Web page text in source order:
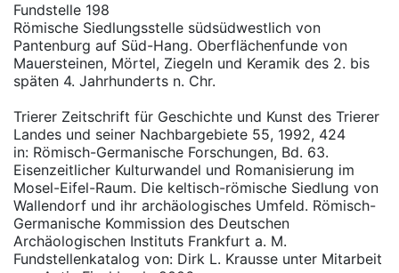
Fundstelle 198
Römische Siedlungsstelle südsüdwestlich von
Pantenburg auf Süd-Hang. Oberflächenfunde von
Mauersteinen, Mörtel, Ziegeln und Keramik des 2. bis
späten 4. Jahrhunderts n. Chr.
Trierer Zeitschrift für Geschichte und Kunst des Trierer
Landes und seiner Nachbargebiete 55, 1992, 424
in: Römisch-Germanische Forschungen, Bd. 63.
Eisenzeitlicher Kulturwandel und Romanisierung im
Mosel-Eifel-Raum. Die keltisch-römische Siedlung von
Wallendorf und ihr archäologisches Umfeld. Römisch-
Germanische Kommission des Deutschen
Archäologischen Instituts Frankfurt a. M.
Fundstellenkatalog von: Dirk L. Krausse unter Mitarbeit